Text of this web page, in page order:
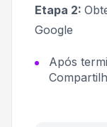
Etapa 2:
Google
Após